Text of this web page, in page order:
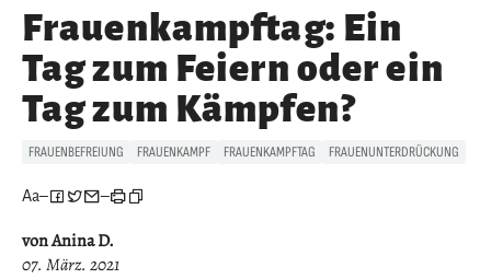
Frauenkampftag: Ein
Tag zum Feiern oder ein
Tag zum Kämpfen?
FRAUENBEFREIUNG FRAUENKAMPF FRAUENKAMPFTAG FRAUENUNTERDRÜCKUNG
Aa– –
von Anina D.
07. März. 2021